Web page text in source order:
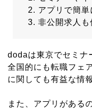
アプリで簡
非公開求人も
dodaは東京でセミナ
全国的にも転職フェ
に関しても有益な情
また、アプリがある